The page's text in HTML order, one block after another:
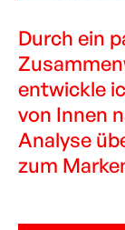
Durch ein
entwickle
von Innen
Analyse
zum